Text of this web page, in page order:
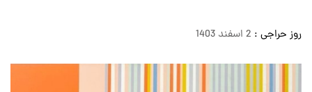
روز حراجی : 2 اسفند 1403